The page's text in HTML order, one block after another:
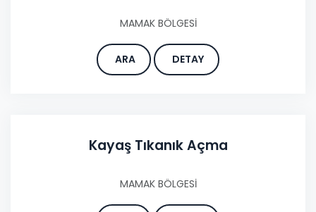
MAMAK BÖLGESİ
ARA DETAY
Kayaş Tıkanık Açma
MAMAK BÖLGESİ